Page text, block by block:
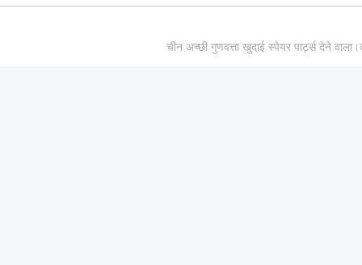
चीन अच्छी गुणवत्ता खुदाई स्पेयर पार्ट्स देने